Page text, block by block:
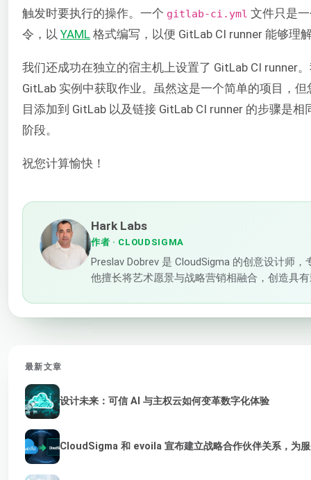
触发时要执行的操作。一个 gitlab-ci.yml 文件只是
令，以 YAML 格式编写，以便 GitLab CI runner 能够理
我们还成功在独立的宿主机上设置了 GitLab CI runner
GitLab 实例中获取作业。虽然这是一个简单的项目，
目添加到 GitLab 以及链接 GitLab CI runner 的步骤是
阶段。
祝您计算愉快！
Hark Labs
作者 · CLOUDSIGMA
Preslav Dobrev 是 CloudSigma 的创意设计师
他擅长将艺术愿景与战略营销相融合，创造具
最新文章
设计未来：可信 AI 与主权云如何变革数字化体验
CloudSigma 和 evoila 宣布建立战略合作伙伴关系，为